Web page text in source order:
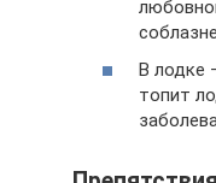
В лодке
топит